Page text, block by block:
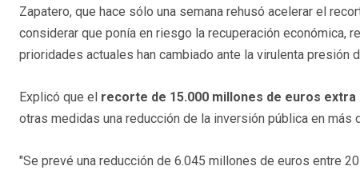
Zapatero, que hace sólo una semana rehusó acelerar el
considerar que ponía en riesgo la recuperación económica,
prioridades actuales han cambiado ante la virulenta presión
Explicó que el recorte de 15.000 millones de euros extra
otras medidas una reducción de la inversión pública en más
"Se prevé una reducción de 6.045 millones de euros entre